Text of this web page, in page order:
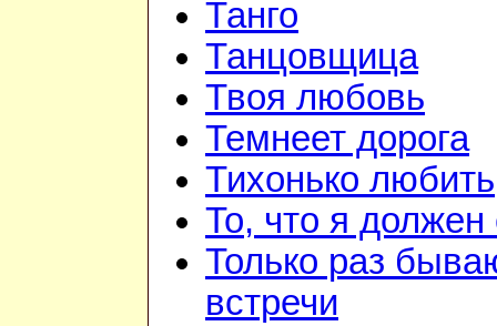
Танго
Танцовщица
Твоя любовь
Темнеет дорога
Тихонько любить
То, что я должен
Только раз
встречи